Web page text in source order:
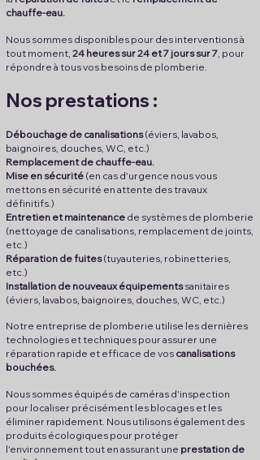
chauffe-eau.
Nous sommes disponibles pour des interventions à
tout moment, 24 heures sur 24 et 7 jours sur 7, pour
répondre à tous vos besoins de plomberie.
Nos prestations :
Débouchage de canalisations(éviers, lavabos,
baignoires, douches, WC, etc.)
Remplacement de chauffe-eau.
Mise en sécurité (en cas d'urgence nous vous
mettons en sécurité en attente des travaux
définitifs.)
Entretien et maintenance de systèmes de plomberie
(nettoyage de canalisations, remplacement de joints,
etc.)
Réparation de fuites(tuyauteries, robinetteries,
etc.)
Installation de nouveaux équipementssanitaires
(éviers, lavabos, baignoires, douches, WC, etc.)
Notre entreprise de plomberie utilise les dernières
technologies et techniques pour assurer une
réparation rapide et efficace de vos canalisations
bouchées.
Nous sommes équipés de caméras d'inspection
pour localiser précisément les blocages et les
éliminer rapidement. Nous utilisons également des
produits écologiques pour protéger
l'environnement tout en assurant une prestation de